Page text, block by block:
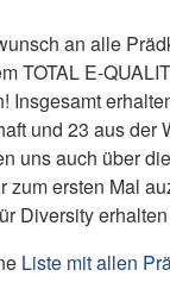
an alle
TOTAL E-
Insgesamt
und 23 aus der
uns auch über
zum ersten Mal
Diversity
Liste mit allen